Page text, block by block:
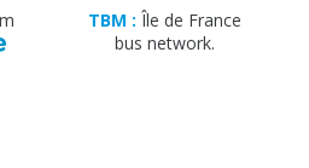
TBM : Île de France
bus network.